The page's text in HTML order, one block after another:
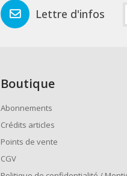
Lettre d'infos
Boutique
Abonnements
Crédits articles
Points de vente
CGV